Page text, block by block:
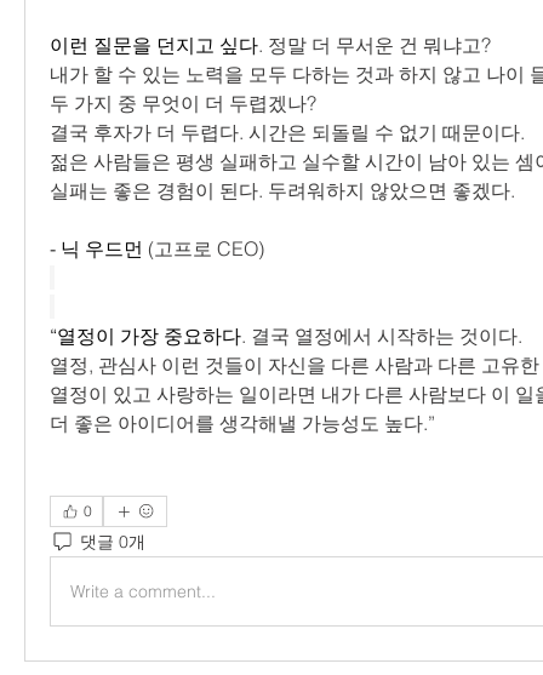
이런 질문을 던지고 싶다. 정말 더 무서운 건 뭐냐고?
내가 할 수 있는 노력을 모두 다하는 것과 하지 않고 나이
두 가지 중 무엇이 더 두렵겠나?
결국 후자가 더 두렵다. 시간은 되돌릴 수 없기 때문이다.
젊은 사람들은 평생 실패하고 실수할 시간이 남아 있는 셈
실패는 좋은 경험이 된다. 두려워하지 않았으면 좋겠다.
- 닉 우드먼 (고프로 CEO)
“열정이 가장 중요하다. 결국 열정에서 시작하는 것이다.
열정, 관심사 이런 것들이 자신을 다른 사람과 다른 고유
열정이 있고 사랑하는 일이라면 내가 다른 사람보다 이
더 좋은 아이디어를 생각해낼 가능성도 높다.”
0
댓글 0개
Write a comment...